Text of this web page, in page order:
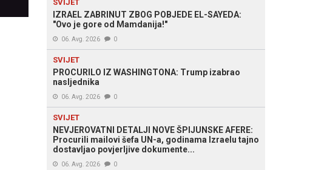
SVIJET
IZRAEL ZABRINUT ZBOG POBJEDE EL-SAYEDA:
"Ovo je gore od Mamdanija!"
06. Avg. 2026 0
SVIJET
PROCURILO IZ WASHINGTONA: Trump izabrao
nasljednika
06. Avg. 2026 0
SVIJET
NEVJEROVATNI DETALJI NOVE ŠPIJUNSKE AFERE:
Procurili mailovi šefa UN-a, godinama Izraelu tajno
dostavljao povjerljive dokumente...
06. Avg. 2026 0